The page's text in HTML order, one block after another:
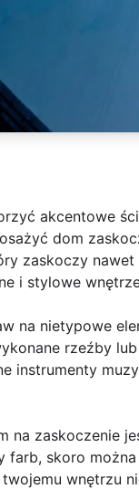
akcentowe
dom
zaskoczy
i stylowe
na nietypowe
rzeźby
instrumenty
na zaskoczenie
farb, skoro
twojemu wnętrzu